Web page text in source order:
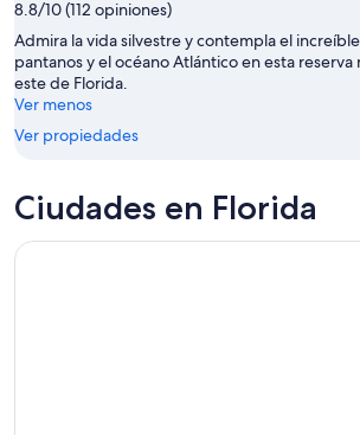
8.8/10 (112 opiniones)
Admira la vida silvestre y contempla el
pantanos y el océano Atlántico en esta reserva
este de Florida.
Ver menos
Ver propiedades
Ciudades en Florida